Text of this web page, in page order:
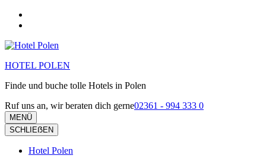
Zum
Inhalt
(Eingabetaste
HOTEL POLEN
Finde und buche tolle Hotels in Polen
Ruf uns an, wir beraten dich gerne02361 - 994 333 0
MENÜ
SCHLIEẞEN
Hotel Polen